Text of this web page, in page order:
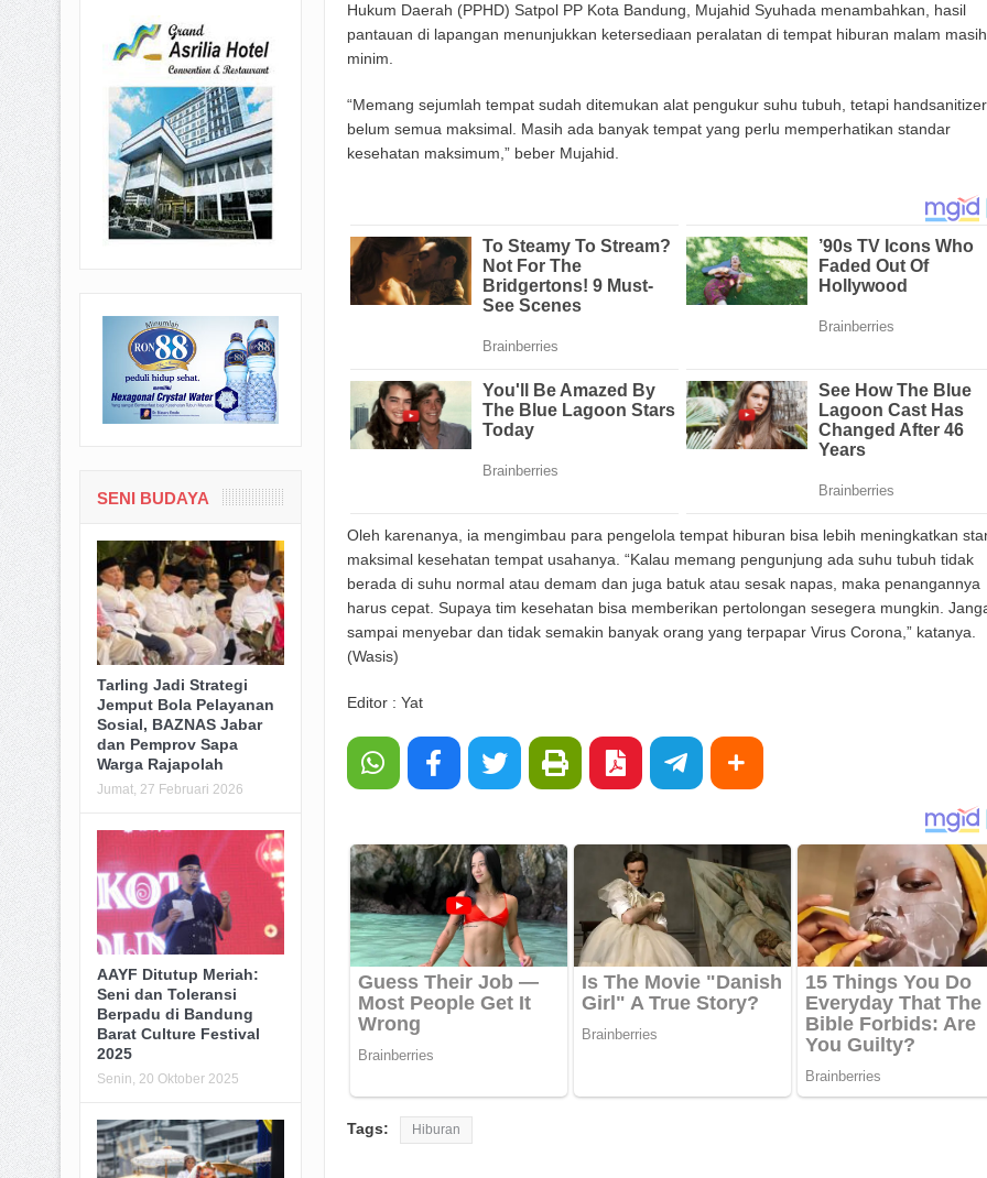
Hukum Daerah (PPHD) Satpol PP Kota Bandung, Mujahid Syuhada menambahkan, hasil
pantauan di lapangan menunjukkan ketersediaan peralatan di tempat hiburan malam masih
minim.
“Memang sejumlah tempat sudah ditemukan alat pengukur suhu tubuh, tetapi handsanitizer
belum semua maksimal. Masih ada banyak tempat yang perlu memperhatikan standar
kesehatan maksimum,” beber Mujahid.
Oleh karenanya, ia mengimbau para pengelola tempat hiburan bisa lebih meningkatkan
maksimal kesehatan tempat usahanya. “Kalau memang pengunjung ada suhu tubuh tidak
berada di suhu normal atau demam dan juga batuk atau sesak napas, maka penangannya
harus cepat. Supaya tim kesehatan bisa memberikan pertolongan sesegera mungkin.
sampai menyebar dan tidak semakin banyak orang yang terpapar Virus Corona,” katanya.
(Wasis)
Editor : Yat
Tags: Hiburan
SENI BUDAYA
Tarling Jadi Strategi
Jemput Bola Pelayanan
Sosial, BAZNAS Jabar
dan Pemprov Sapa
Warga Rajapolah
Jumat, 27 Februari 2026
AAYF Ditutup Meriah:
Seni dan Toleransi
Berpadu di Bandung
Barat Culture Festival
2025
Senin, 20 Oktober 2025